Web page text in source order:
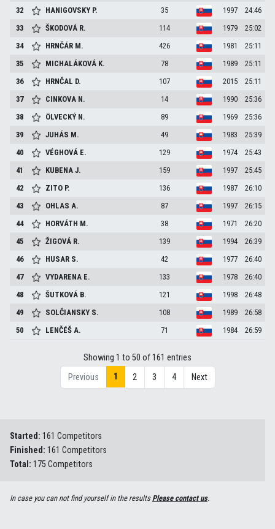
32
HANIGOVSKY P. 35 1997
24:46
33
ŠKODOVÁ R. 114 1979
25:02
34
HRNČÁR M. 426 1981
25:11
35
MICHALÁKOVÁ K. 78 1989
25:11
36
HRNČAL D. 107 2015
25:11
37
CINKOVA N. 14 1990
25:36
38
ÖLVECKÝ N. 89 1969
25:36
39
JUHÁS M. 49 1983
25:39
40
VÉGHOVÁ E. 129 1974
25:43
41
KUBENAJ. 159 1997
25:45
42
ZITO P. 136 1987
26:10
43
OHLASA. 87 1997
26:15
44
HORVÁTH M. 38 1971
26:20
45
ŽIGOVÁ R. 139 1994
26:39
46
HUSAR S. 42 1977
26:40
47
VYDARENA E. 133 1978
26:40
48
ŠUTKOVÁ B. 121 1998
26:48
49
SOLČIANSKY S. 108 1989
26:58
50
LENČÉŠA. 71 1984 26:59
Showing 1 to 50 of 161 entries
Previous
1 2 3 4 Next
Started: 161 Competitors
Finished: 161 Competitors
Total: 175 Competitors
In case you can not find yourself in the resultsPlease contact us.